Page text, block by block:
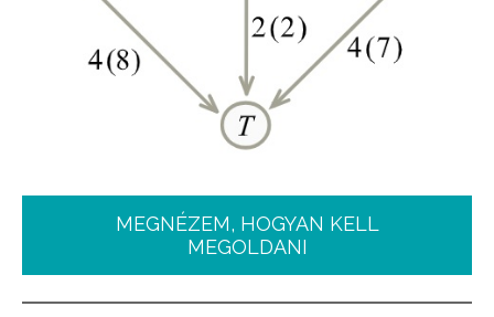
MEGNÉZEM, HOGYAN KELL
MEGOLDANI